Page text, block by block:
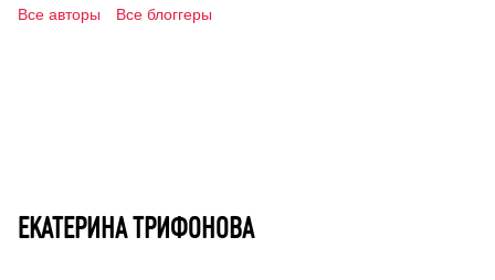
Все авторы
Все блоггеры
ЕКАТЕРИНА ТРИФОНОВА